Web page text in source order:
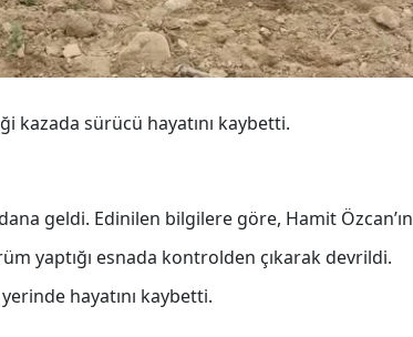
kazada sürücü hayatını kaybetti.
geldi. Edinilen bilgilere göre, Hamit Özcan’ın
yaptığı esnada kontrolden çıkarak devrildi.
hayatını kaybetti.